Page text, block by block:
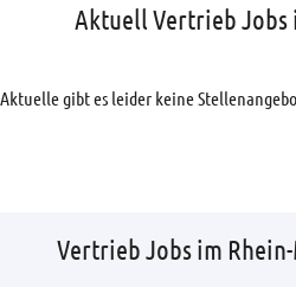
Vertrieb Jobs im
Aktuell Vertrieb Jobs
Aktuelle gibt es leider keine